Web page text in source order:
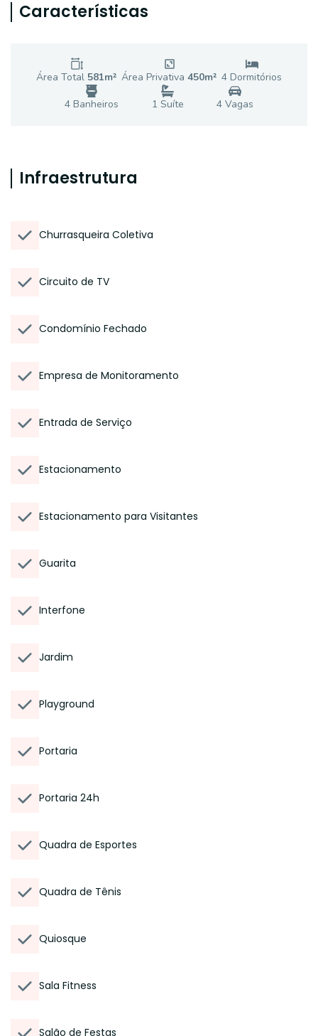
Características
Área Total 581m² Área Privativa 450m² 4 Dormitórios
4 Banheiros 1 Suíte 4Vagas
Infraestrutura
Churrasqueira Coletiva
Circuito de TV
Condomínio Fechado
Empresa de Monitoramento
Entrada de Serviço
Estacionamento
Estacionamento para Visitantes
Guarita
Interfone
Jardim
Playground
Portaria
Portaria 24h
Quadra de Esportes
Quadra de Tênis
Quiosque
Sala Fitness
Salão de Festas